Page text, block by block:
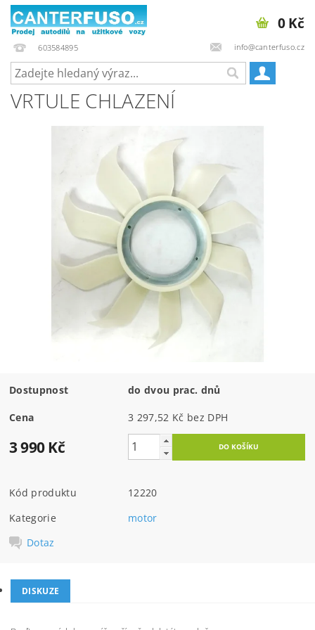
603584895 info@canterfuso.cz
0 Kč
VRTULE CHLAZENÍ
Dostupnost do dvou prac. dnů
Cena 3 297,52 Kč bez DPH
3 990 Kč
Kód produktu
12220
Kategorie
motor
Dotaz
DISKUZE